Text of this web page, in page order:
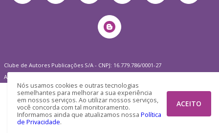
Nós usamos cookies e outras tecnologias
semelhantes para melhorar a sua experiência
em nossos serviços. Ao utilizar nossos serviços,
você concorda com tal monitoramento.
Informamos ainda que atualizamos nossa Política
de Privacidade.
ACEITO
Clube de Autores Publicações S/A - CNPJ: 16.779.786/0001-27
Av. Juscelino Kubitscheck, 350 - 2 andar - Centro, Joinville - SC, 89201-100